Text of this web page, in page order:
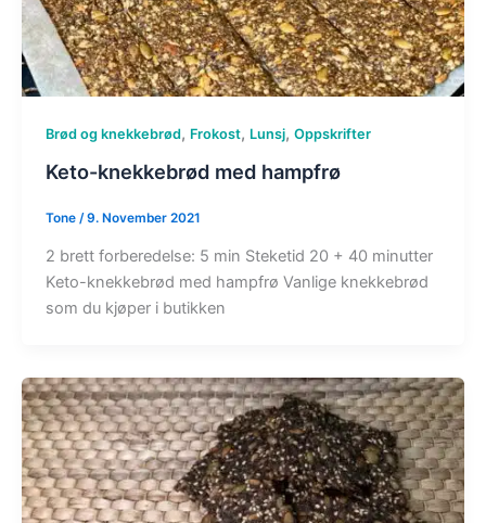
Brød og knekkebrød, Frokost, Lunsj, Oppskrifter
Keto-knekkebrød med hampfrø
Tone /9. November 2021
2 brett forberedelse: 5 min Steketid 20 + 40 minutter
Keto-knekkebrød med hampfrø Vanlige knekkebrød
som du kjøper i butikken